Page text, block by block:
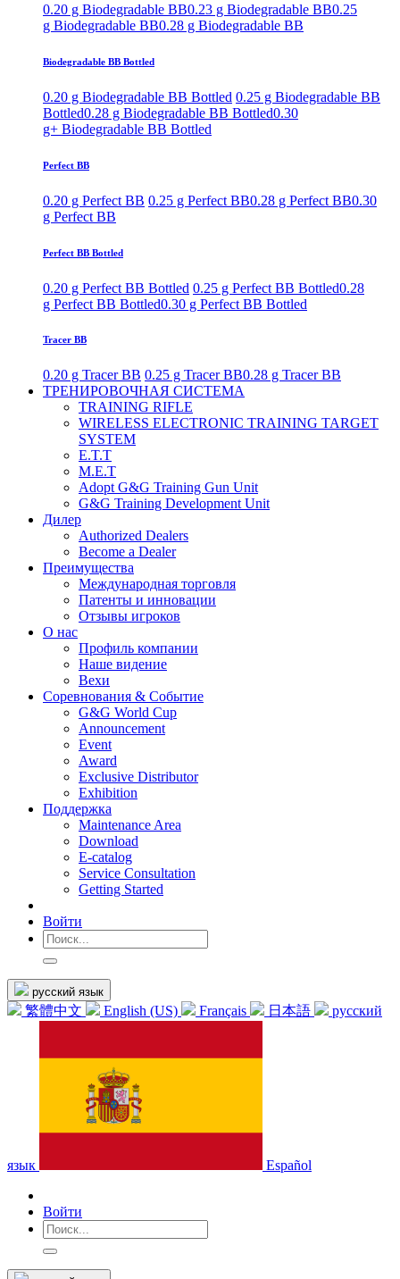
0.20 g Biodegradable BB0.23 g Biodegradable BB0.25
g Biodegradable BB0.28 g Biodegradable BB
Biodegradable BB Bottled
0.20 g Biodegradable BB Bottled 0.25 g Biodegradable BB
Bottled0.28 g Biodegradable BB Bottled0.30
g+ Biodegradable BB Bottled
Perfect BB
0.20 g Perfect BB 0.25 g Perfect BB0.28 g Perfect BB0.30
g Perfect BB
Perfect BB Bottled
0.20 g Perfect BB Bottled 0.25 g Perfect BB Bottled0.28
g Perfect BB Bottled0.30 g Perfect BB Bottled
Tracer BB
0.20 g Tracer BB 0.25 g Tracer BB0.28 g Tracer BB
ТРЕНИРОВОЧНАЯ СИСТЕМА
TRAINING RIFLE
WIRELESS ELECTRONIC TRAINING TARGET
SYSTEM
E.T.T
M.E.T
Adopt G&G Training Gun Unit
G&G Training Development Unit
Дилер
Authorized Dealers
Become a Dealer
Преимущества
Международная торговля
Патенты и инновации
Отзывы игроков
О нас
Профиль компании
Наше видение
Вехи
Соревнования & Событие
G&G World Cup
Announcement
Event
Award
Exclusive Distributor
Exhibition
Поддержка
Maintenance Area
Download
E-catalog
Service Consultation
Getting Started
Войти
русский язык
繁體中文 English (US) Français 日本語 русский
язык Español
Войти